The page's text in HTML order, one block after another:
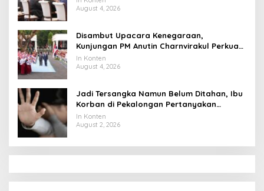
August 4, 2026
Disambut Upacara Kenegaraan,
Kunjungan PM Anutin Charnvirakul Perkuat
Hubungan Indonesia-Thailand
In Konten
August 4, 2026
Jadi Tersangka Namun Belum Ditahan, Ibu
Korban di Pekalongan Pertanyakan
Keseriusan Polisi Tangani Kasus Rudapksa
Sampai Anaknya Hamil
In Konten
August 2, 2026